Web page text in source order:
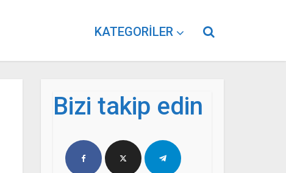
KATEGORILER
Bizi takip edin